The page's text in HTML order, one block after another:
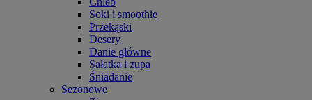
Soki i smoothie
Przekąski
Desery
Danie główne
Sałatka i zupa
Śniadanie
Sezonowe